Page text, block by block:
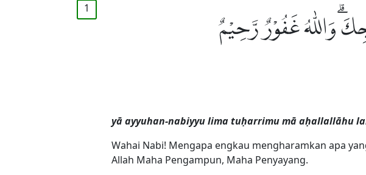
1
وَاللّٰهُ غَفُوْرٌ رَّحِيْمٌ
yā ayyuhan-nabiyyu lima tuḥarrimu mā aḥallallāhu
Wahai Nabi! Mengapa engkau mengharamkan apa
Allah Maha Pengampun, Maha Penyayang.